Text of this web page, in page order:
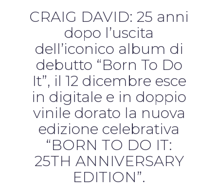
CRAIG DAVID: 25 anni
dopo l’uscita
dell’iconico album di
debutto “Born To Do
It”, il 12 dicembre esce
in digitale e in doppio
vinile dorato la nuova
edizione celebrativa
“BORN TO DO IT:
25TH ANNIVERSARY
EDITION”.